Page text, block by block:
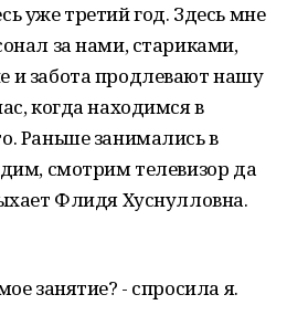
уже третий год. Здесь мне
за нами, стариками,
и забота продлевают нашу
когда находимся в
Раньше занимались в
смотрим телевизор да
Флидя Хуснулловна.
занятие? - спросила я.